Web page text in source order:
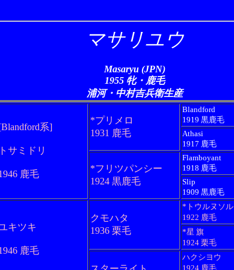
マサリユウ
Masaryu (JPN)
1955 牝・鹿毛
浦河・中村吉兵衛生産
系]
サミドリ
鹿毛
*プリメロ
1931 鹿毛
Blandford
1919 黒鹿毛
Athasi
1917 鹿毛
*フリツパンシー
1924 黒鹿毛
Flamboyant
1918 鹿毛
Slip
1909 黒鹿毛
キツキ
鹿毛
クモハタ
1936 栗毛
*トウルヌソル
1922 鹿毛
*星 旗
1924 栗毛
ハクシヨウ
1924 鹿毛